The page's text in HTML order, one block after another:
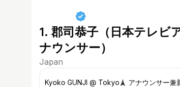
1. 郡司恭子（日本テレビ
ナウンサー）
Japan
Kyoko GUNJI @ Tokyo🗼 アナウンサー兼